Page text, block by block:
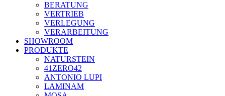
BERATUNG
VERTRIEB
VERLEGUNG
VERARBEITUNG
SHOWROOM
PRODUKTE
NATURSTEIN
41ZERO42
ANTONIO LUPI
LAMINAM